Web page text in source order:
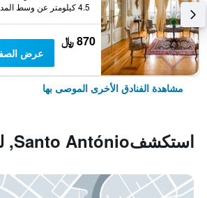
4.5 كيلومتر عن وسط المدينة
870 ﷼
عرض
مشاهدة الفنادق الأخرى الموصى بها
استكشفSanto António, لشبونة